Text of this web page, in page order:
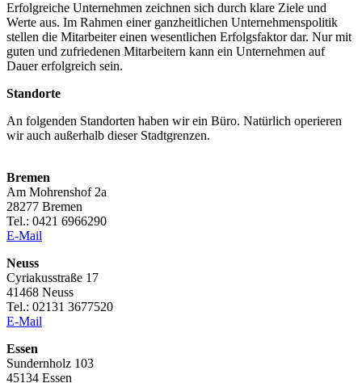
Erfolgreiche Unternehmen zeichnen sich durch klare Ziele und
Werte aus. Im Rahmen einer ganzheitlichen Unternehmenspolitik
stellen die Mitarbeiter einen wesentlichen Erfolgsfaktor dar. Nur mit
guten und zufriedenen Mitarbeitern kann ein Unternehmen auf
Dauer erfolgreich sein.
Standorte
An folgenden Standorten haben wir ein Büro. Natürlich operieren
wir auch außerhalb dieser Stadtgrenzen.
Bremen
Am Mohrenshof 2a
28277 Bremen
Tel.: 0421 6966290
E-Mail
Neuss
Cyriakusstraße 17
41468 Neuss
Tel.: 02131 3677520
E-Mail
Essen
Sundernholz 103
45134 Essen